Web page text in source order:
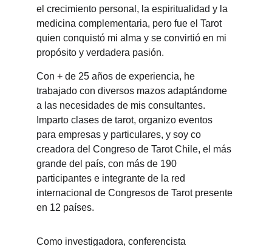
el crecimiento personal, la espiritualidad y la
medicina complementaria, pero fue el Tarot
quien conquistó mi alma y se convirtió en mi
propósito y verdadera pasión.
Con + de 25 años de experiencia, he
trabajado con diversos mazos adaptándome
a las necesidades de mis consultantes.
Imparto clases de tarot, organizo eventos
para empresas y particulares, y soy co
creadora del Congreso de Tarot Chile, el más
grande del país, con más de 190
participantes e integrante de la red
internacional de Congresos de Tarot presente
en 12 países.
Como investigadora, conferencista